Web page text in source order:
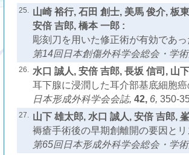
25. 山崎 裕行, 石田 創士, 美馬 俊介, 板
安倍 吉郎, 橋本 一郎 :
彫刻刀を用いた修正術が有効であ
第14回日本創傷外科学会総会・学
26. 水口 誠人, 安倍 吉郎, 長坂 信司, 山
耳下腺に浸潤した耳介部基底細胞癌
日本形成外科学会会誌, 42, 6, 350-
27. 山下 雄太郎, 水口 誠人, 安倍 吉郎,
褥瘡手術後の早期創離開の要因とリ
第65回日本形成外科学会総会・学